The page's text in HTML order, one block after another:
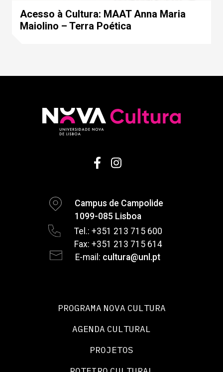
Acesso à Cultura: MAAT Anna Maria
Maiolino – Terra Poética
Campus de Campolide
1099-085 Lisboa
Tel.: +351 213 715 600
Fax: +351 213 715 614
E-mail: cultura@unl.pt
PROGRAMA NOVA CULTURA
AGENDA CULTURAL
PROJETOS